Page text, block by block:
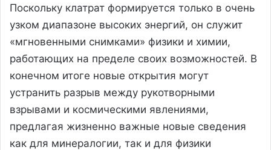
Поскольку клатрат формируется только в очень
узком диапазоне высоких энергий, он служит
«мгновенными снимками» физики и химии,
работающих на пределе своих возможностей. В
конечном итоге новые открытия могут
устранить разрыв между рукотворными
взрывами и космическими явлениями,
предлагая жизненно важные новые сведения
как для минералогии, так и для физики